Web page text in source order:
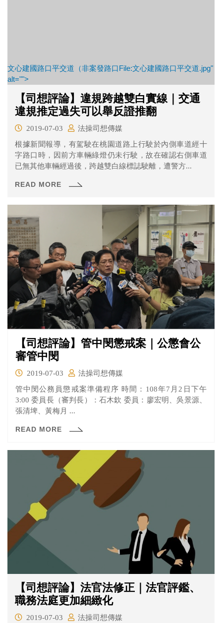
文心建國路口平交道（非案發路口File:文心建國路口平交道.jpg"
alt="">
【司想評論】違規跨越雙白實線｜交通
違規推定過失可以舉反證推翻
2019-07-03
法操司想傳媒
根據新聞報導，有駕駛在桃園道路上行駛於內側車道經十
字路口時，因前方車輛綠燈仍未行駛，故在確認右側車道
已無其他車輛經過後，跨越雙白線標誌駛離，遭警方...
READ MORE
【司想評論】管中閔懲戒案｜公懲會公
審管中閔
2019-07-03
法操司想傳媒
管中閔公務員懲戒案準備程序 時間：108年7月2日下午
3:00 委員長（審判長）：石木欽 委員：廖宏明、吳景源、
張清埤、黃梅月 ...
READ MORE
【司想評論】法官法修正｜法官評鑑、
職務法庭更加細緻化
2019-07-03 法操司想傳媒